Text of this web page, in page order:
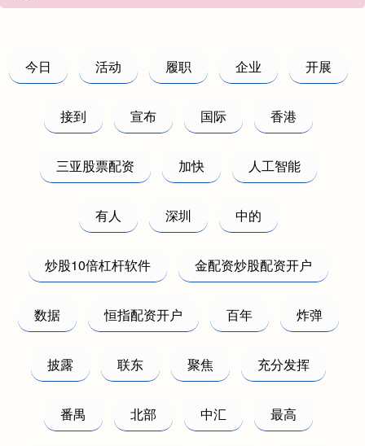
今日 活动 履职 企业 开展
接到 宣布 国际 香港
三亚股票配资 加快 人工智能
有人 深圳 中的
炒股10倍杠杆软件 金配资炒股配资开户
数据 恒指配资开户 百年 炸弹
披露 联东 聚焦 充分发挥
番禺 北部 中汇 最高